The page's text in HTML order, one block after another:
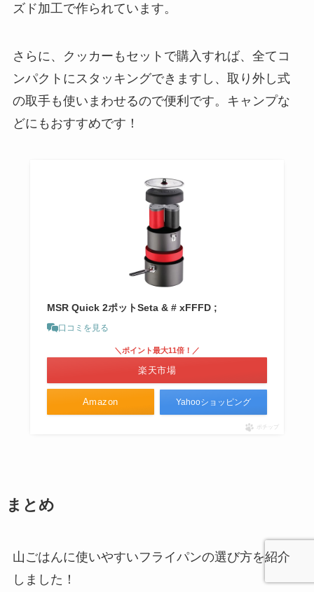
ズド加工で作られています。
さらに、クッカーもセットで購入すれば、全てコ
ンパクトにスタッキングできますし、取り外し式
の取手も使いまわせるので便利です。キャンプな
どにもおすすめです！
MSR Quick 2ポットSeta & # xFFFD ;
口コミを見る
Amazon
＼ポイント最大11倍！／
楽天市場
Yahooショッピング
ポチップ
まとめ
山ごはんに使いやすいフライパンの選び方を紹介
しました！